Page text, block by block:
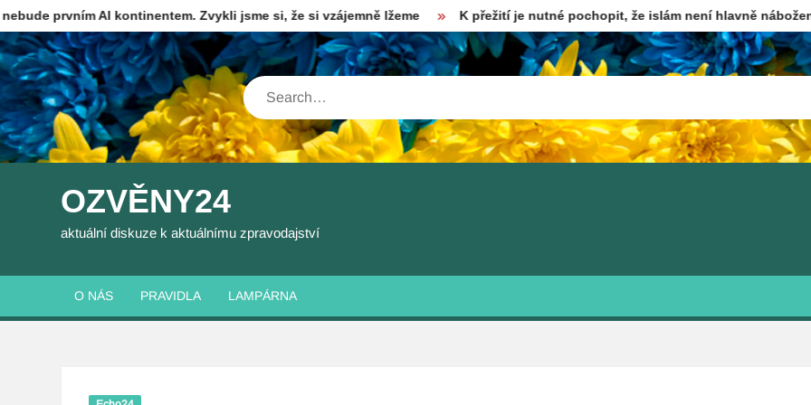
Skip
to
content
AI kontinentem. Zvykli jsme si, že si vzájemně lžeme K přežití je nutné pochopit, že islám není hlavně náboženství
Search
OZVĚNY24
aktuální diskuze k aktuálnímu zpravodajství
O NÁS PRAVIDLA LAMPÁRNA